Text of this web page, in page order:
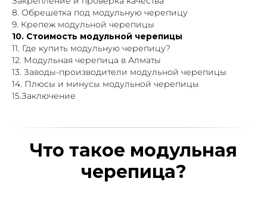
8. Обрешетка под модульную черепицу
9. Крепеж модульной черепицы
10. Стоимость модульной черепицы
11. Где купить модульную черепицу?
12. Модульная черепица в Алматы
13. Заводы-производители модульной черепицы
14. Плюсы и минусы модульной черепицы
15.Заключение
Что такое модульная
черепица?